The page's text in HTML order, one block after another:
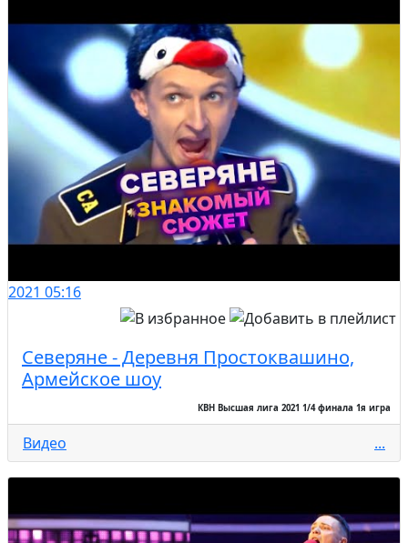
2021 05:16
Северяне - Деревня Простоквашино,
Армейское шоу
КВН Высшая лига 2021 1/4 финала 1я игра
Видео ...